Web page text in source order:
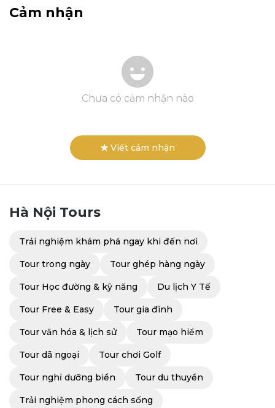
Cảm nhận
Chưa có cảm nhận nào
Viết cảm nhận
Hà Nội Tours
Trải nghiệm khám phá ngay khi đến nơi
Tour trong ngày Tour ghép hàng ngày
Tour Học đường & kỹ năng Du lịch Y Tế
Tour Free & Easy Tour gia đình
Tour văn hóa & lịch sử Tour mạo hiểm
Tour dã ngoại Tour chơi Golf
Tour nghỉ dưỡng biển Tour du thuyền
Trải nghiệm phong cách sống